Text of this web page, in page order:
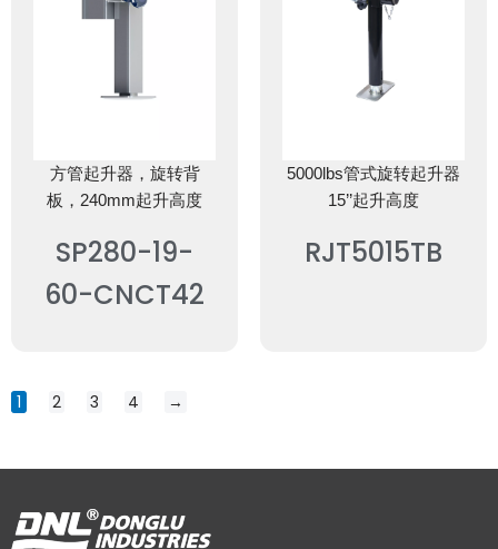
方管起升器，旋转背
板，240mm起升高度
SP280-19-
60-CNCT42
5000lbs管式旋转起升器
15’’起升高度
RJT5015TB
1 2 3 4 →